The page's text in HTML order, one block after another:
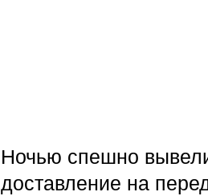
Ночью спешно
доставление на